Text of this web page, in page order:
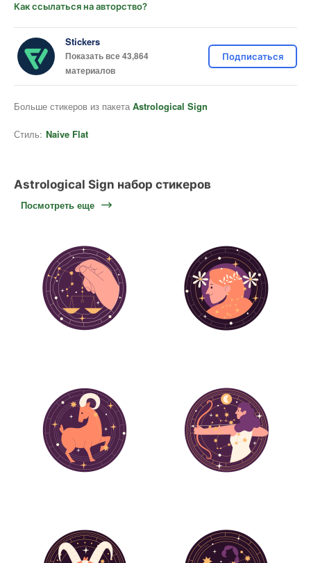
Как ссылаться на авторство?
Stickers
Показать все 43,864
материалов
Подписаться
Больше стикеров из пакета Astrological Sign
Стиль: Naive Flat
Astrological Sign набор стикеров
Посмотреть еще